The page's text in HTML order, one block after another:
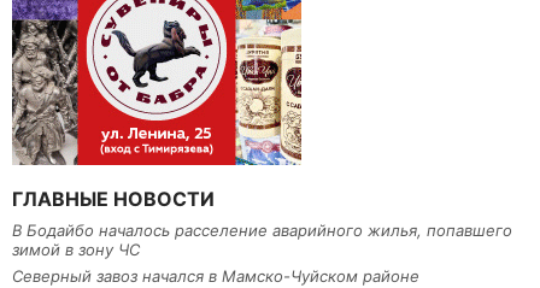
ГЛАВНЫЕ НОВОСТИ
В Бодайбо началось расселение аварийного жилья, попавшего
зимой в зону ЧС
Северный завоз начался в Мамско-Чуйском районе